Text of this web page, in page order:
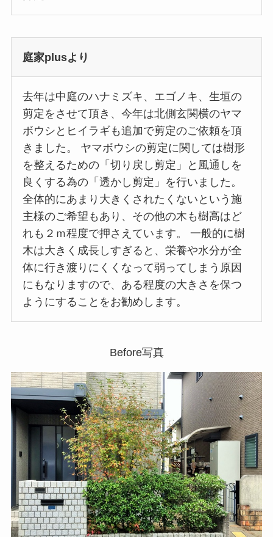
庭家plusより
去年は中庭のハナミズキ、エゴノキ、生垣の
剪定をさせて頂き、今年は北側玄関横のヤマ
ボウシとヒイラギも追加で剪定のご依頼を頂
きました。 ヤマボウシの剪定に関しては樹形
を整えるための「切り戻し剪定」と風通しを
良くする為の「透かし剪定」を行いました。
全体的にあまり大きくされたくないという施
主様のご希望もあり、その他の木も樹高はど
れも２ｍ程度で押さえています。 一般的に樹
木は大きく成長しすぎると、栄養や水分が全
体に行き渡りにくくなって弱ってしまう原因
にもなりますので、ある程度の大きさを保つ
ようにすることをお勧めします。
Before写真